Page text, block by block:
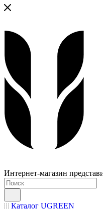
Интернет-магазин
Каталог UGREEN